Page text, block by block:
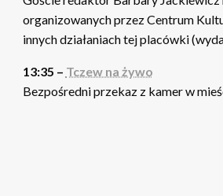
organizowanych przez Centrum
innych działaniach tej placówki
13:35 – Tczew na żywo
Bezpośredni przekaz z kamer w